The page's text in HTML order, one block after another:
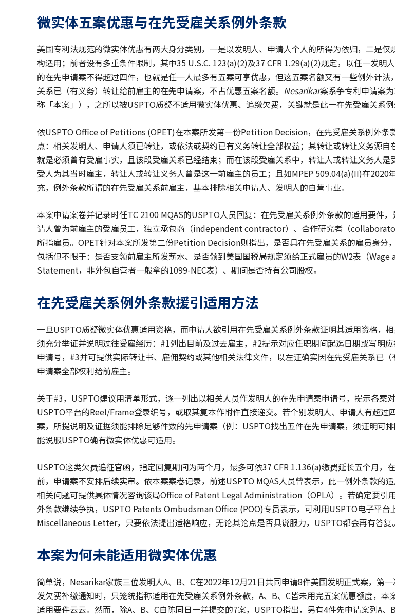
微实体五案优惠与在先受雇关系例外条款
美国专利法规范的微实体优惠有两大身分类别，一是以发明人、申请人个人的所得为依归，二是仅
构适用；前者设有多重条件限制，其中35 U.S.C. 123(a)(2)及37 CFR 1.29(a)(2)规定，以任一发明
的在先申请案不得超过四件，也就是任一人最多有五案可享优惠，但这五案名额又有一些例外计法
关系已（有义务）转让给前雇主的在先申请案，不占优惠五案名额。 Nesarikar案系争专利申请案
称「本案」），之所以被USPTO质疑不适用微实体优惠、追缴欠费，关键就是此一在先受雇关系例
依USPTO Office of Petitions (OPET)在本案所发第一份Petition Decision，在先受雇关系例外条
点：相关发明人、申请人须已转让，或依法或契约已有义务转让全部权益；其转让或转让义务源自
就是必须曾有受雇事实，且该段受雇关系已经结束；而在该段受雇关系中，转让人或转让义务人是
受人为其当时雇主，转让人或转让义务人曾是这一前雇主的员工；且如MPEP 509.04(a)(II)在2020
充，例外条款所谓的在先受雇关系前雇主，基本排除相关申请人、发明人的自营事业。
本案申请案卷并记录时任TC 2100 MQAS的USPTO人员回复：在先受雇关系例外条款的适用要件
请人曾为前雇主的受雇员工，独立承包商（independent contractor）、合作研究者（
所指雇员。OPET针对本案所发第二份Petition Decision则指出，是否具在先受雇关系的雇员身分
包括但不限于：是否支领前雇主所发薪水、是否领到美国国税局规定须给正式雇员的W2表（Wage
Statement，非外包自营者一般拿的1099-NEC表）、期间是否持有公司股权。
在先受雇关系例外条款援引适用方法
一旦USPTO质疑微实体优惠适用资格，而申请人欲引用在先受雇关系例外条款证明其适用资格，
须充分举证并说明过往受雇经历：#1列出目前及过去雇主，#2提示对应任职期间起迄日期或写明
申请号，#3并可提供实际转让书、雇佣契约或其他相关法律文件，以左证确实因在先受雇关系已
申请案全部权利给前雇主。
关于#3，USPTO建议用清单形式，逐一列出以相关人员作发明人的在先申请案申请号，提示各案
USPTO平台的Reel/Frame登录编号，或取其复本作附件直接递交。若个别发明人、申请人有超过
案，所提说明及证据须能排除足够件数的先申请案（例：USPTO找出五件在先申请案，须证明可
能说服USPTO确有微实体优惠可适用。
USPTO这类欠费追征官函，指定回复期间为两个月，最多可依37 CFR 1.136(a)缴费延长五个月，
前，申请案不安排后续实审。依本案案卷记录，前述USPTO MQAS人员曾表示，此一例外条款的适
相关问题可提供具体情况咨询该局Office of Patent Legal Administration（OPLA）。若确定要引
外条款继续争执，USPTO Patents Ombudsman Office (POO)专员表示，可利用USPTO电子平台
Miscellaneous Letter，只要依法提出适格响应，无论其论点是否具说服力，USPTO都会再有答复。
本案为何未能适用微实体优惠
简单说，Nesarikar家族三位发明人A、B、C在2022年12月21日共同申请8件美国发明正式案，第
发欠费补缴通知时，只笼统指称适用在先受雇关系例外条款，A、B、C皆未用完五案优惠额度，本
适用要件云云。然而，除A、B、C自陈同日一并提交的7案，USPTO指出，另有4件先申请案列A、